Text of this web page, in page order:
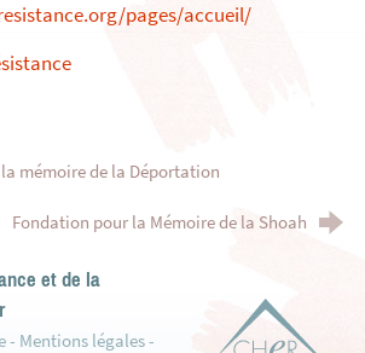
pages/accueil/
mémoire de la Déportation
Fondation pour la Mémoire de la Shoah
et de la
- Mentions légales-